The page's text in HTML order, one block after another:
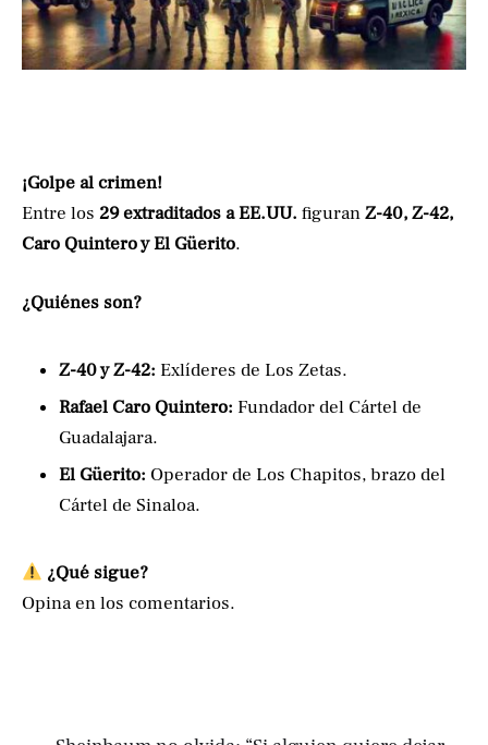
¡Golpe al crimen!
Entre los 29 extraditados a EE.UU. figuranZ-40, Z-42,
Caro Quintero y El Güerito.
¿Quiénes son?
Z-40 y Z-42: Exlíderes de Los Zetas.
Rafael Caro Quintero: Fundador del Cártel de
Guadalajara.
El Güerito: Operador de Los Chapitos, brazo del
Cártel de Sinaloa.
¿Qué sigue?
Opina en los comentarios.